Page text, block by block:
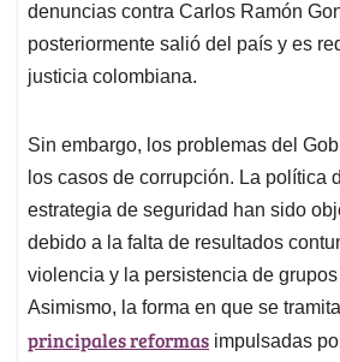
denuncias contra Carlos Ramón
posteriormente salió del país y es
justicia colombiana.
Sin embargo, los problemas del
los casos de corrupción. La política
estrategia de seguridad han sido
debido a la falta de resultados
violencia y la persistencia de
Asimismo, la forma en que se
principales reformas impulsadas